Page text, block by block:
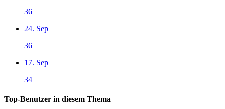
36
24. Sep
36
17. Sep
34
Top-Benutzer in diesem Thema